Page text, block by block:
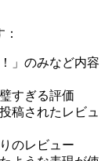
」のみなど内容
すぎる評価
稿されたレビュ
のレビュー